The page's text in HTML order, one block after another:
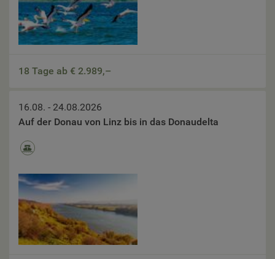
18 Tage ab € 2.989,–
16.08. - 24.08.2026
Auf der Donau von Linz bis in das Donaudelta